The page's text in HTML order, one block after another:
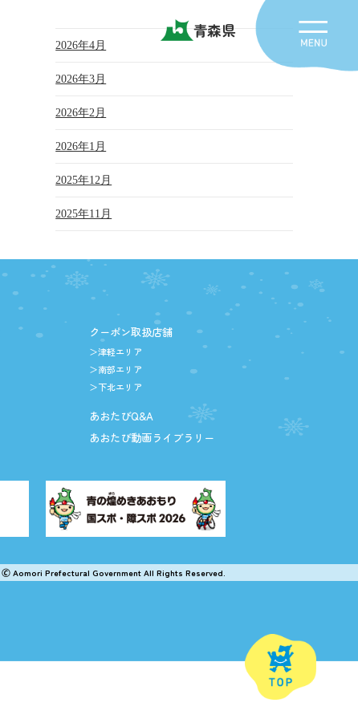
青森県
2026年4月
2026年3月
2026年2月
2026年1月
2025年12月
2025年11月
クーポン取扱店舗
＞津軽エリア
＞南部エリア
＞下北エリア
あおたびQ&A
あおたび動画ライブラリー
🄫 Aomori Prefectural Government All Rights Reserved.